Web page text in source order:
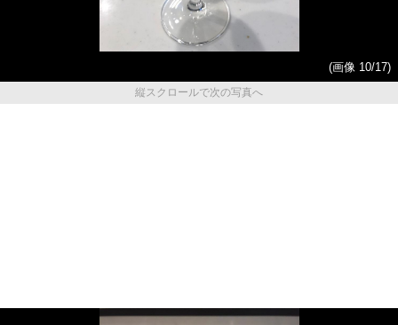
(画像 10/17)
縦スクロールで次の写真へ